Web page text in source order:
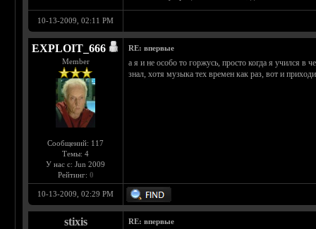
10-13-2009, 02:11 PM
EXPLOIT_666
Member
Сообщений: 117
Темы: 4
У нас с: Jun 2009
Рейтинг: 0
RE: впервые
а я и не особо то горжусь, просто когда я учился в
знал, хотя музыка тех времен как раз, вот и
10-13-2009, 02:29 PM
stixis RE: впервые